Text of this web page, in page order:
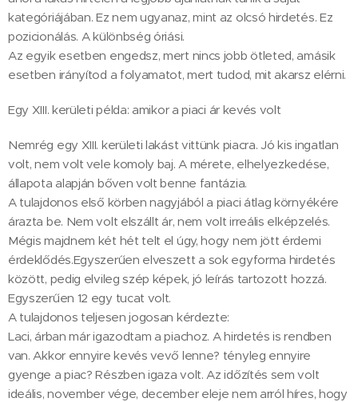
kategóriájában. Ez nem ugyanaz, mint az olcsó hirdetés. Ez
pozicionálás. A különbség óriási.
Az egyik esetben engedsz, mert nincs jobb ötleted, amásik
esetben irányítod a folyamatot, mert tudod, mit akarsz elérni.
Egy XIII. kerületi példa: amikor a piaci ár kevés volt
Nemrég egy XIII. kerületi lakást vittünk piacra. Jó kis ingatlan
volt, nem volt vele komoly baj. A mérete, elhelyezkedése,
állapota alapján bőven volt benne fantázia.
A tulajdonos első körben nagyjából a piaci átlag környékére
árazta be. Nem volt elszállt ár, nem volt irreális elképzelés.
Mégis majdnem két hét telt el úgy, hogy nem jött érdemi
érdeklődés.Egyszerűen elveszett a sok egyforma hirdetés
között, pedig elvileg szép képek, jó leírás tartozott hozzá.
Egyszerűen 12 egy tucat volt.
A tulajdonos teljesen jogosan kérdezte:
Laci, árban már igazodtam a piachoz. A hirdetés is rendben
van. Akkor ennyire kevés vevő lenne? tényleg ennyire
gyenge a piac? Részben igaza volt. Az időzítés sem volt
ideális, november vége, december eleje nem arról híres, hogy